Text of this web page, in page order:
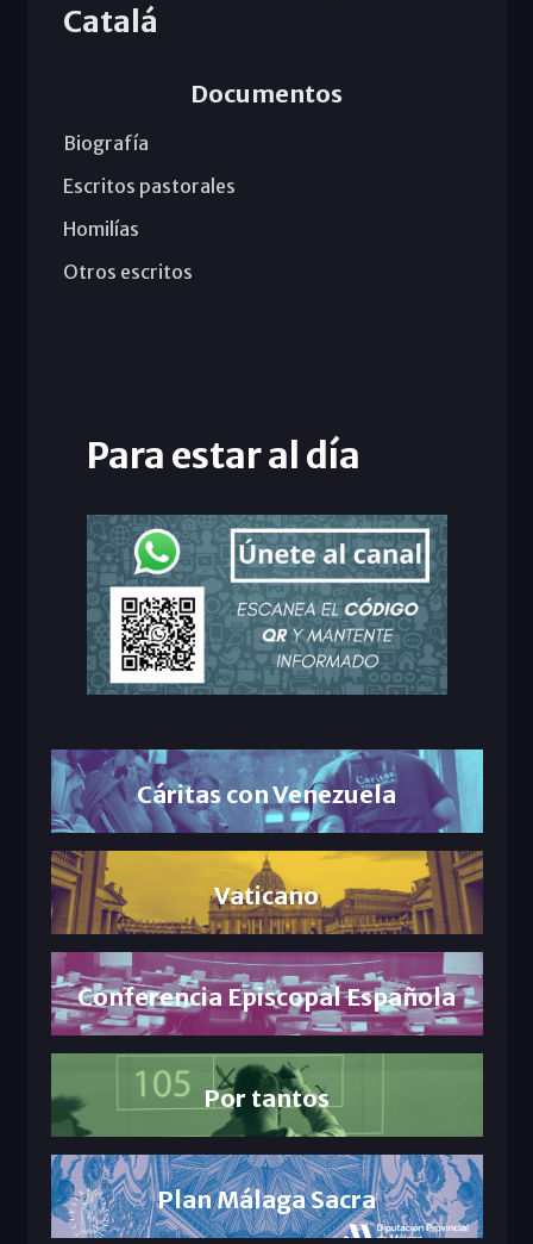
Catalá
Documentos
Biografía
Escritos pastorales
Homilías
Otros escritos
Para estar al día
Cáritas con Venezuela
Vaticano
Conferencia Episcopal Española
Por tantos
Plan Málaga Sacra